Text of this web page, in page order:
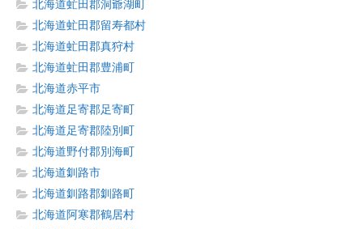
北海道虻田郡洞爺湖町
北海道虻田郡留寿都村
北海道虻田郡真狩村
北海道虻田郡豊浦町
北海道赤平市
北海道足寄郡足寄町
北海道足寄郡陸別町
北海道野付郡別海町
北海道釧路市
北海道釧路郡釧路町
北海道阿寒郡鶴居村